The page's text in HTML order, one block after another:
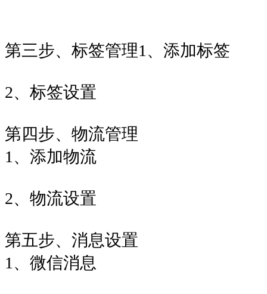
第三步、标签管理1、添加标签
2、标签设置
第四步、物流管理
1、添加物流
2、物流设置
第五步、消息设置
1、微信消息